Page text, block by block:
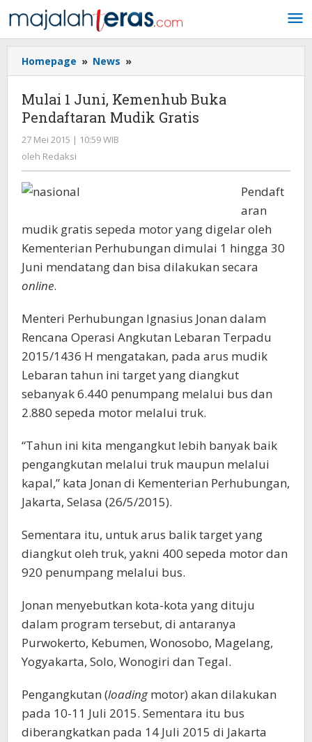
ke
konten
Homepage » News »
1
Kemenhub
Buka
Mulai 1 Juni, Kemenhub Buka
Pendaftaran Mudik Gratis
27 Mei 2015 | 10:59 WIB
oleh Redaksi
Pendaft
aran
mudik gratis sepeda motor yang digelar oleh
Kementerian Perhubungan dimulai 1 hingga 30
Juni mendatang dan bisa dilakukan secara
online.
Menteri Perhubungan Ignasius Jonan dalam
Rencana Operasi Angkutan Lebaran Terpadu
2015/1436 H mengatakan, pada arus mudik
Lebaran tahun ini target yang diangkut
sebanyak 6.440 penumpang melalui bus dan
2.880 sepeda motor melalui truk.
“Tahun ini kita mengangkut lebih banyak baik
pengangkutan melalui truk maupun melalui
kapal,” kata Jonan di Kementerian Perhubungan,
Jakarta, Selasa (26/5/2015).
Sementara itu, untuk arus balik target yang
diangkut oleh truk, yakni 400 sepeda motor dan
920 penumpang melalui bus.
Jonan menyebutkan kota-kota yang dituju
dalam program tersebut, di antaranya
Purwokerto, Kebumen, Wonosobo, Magelang,
Yogyakarta, Solo, Wonogiri dan Tegal.
Pengangkutan (loadingmotor) akan dilakukan
pada 10-11 Juli 2015. Sementara itu bus
diberangkatkan pada 14 Juli 2015 di Jakarta